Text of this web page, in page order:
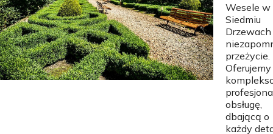
Wesele w
Siedmiu
przeżycie.
Oferujemy
obsługę,
dbającą o
każdy